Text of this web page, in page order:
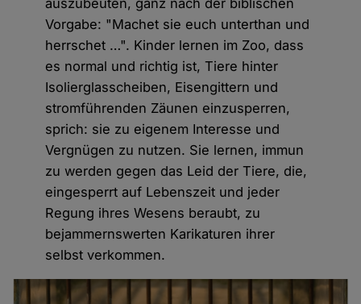
auszubeuten, ganz nach der biblischen
Vorgabe: "Machet sie euch unterthan und
herrschet …". Kinder lernen im Zoo, dass
es normal und richtig ist, Tiere hinter
Isolierglasscheiben, Eisengittern und
stromführenden Zäunen einzusperren,
sprich: sie zu eigenem Interesse und
Vergnügen zu nutzen. Sie lernen, immun
zu werden gegen das Leid der Tiere, die,
eingesperrt auf Lebenszeit und jeder
Regung ihres Wesens beraubt, zu
bejammernswerten Karikaturen ihrer
selbst verkommen.